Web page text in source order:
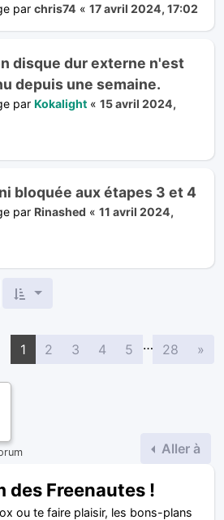
par chris74 « 17 avril 2024, 17:02
disque dur externe n'est
depuis une semaine.
par Kokalight « 15 avril 2024,
bloquée aux étapes 3 et 4
par Rinashed « 11 avril 2024,
1 2 3 4 5 … 28 »
Aller à
des Freenautes !
ou te faire plaisir, les bons-plans